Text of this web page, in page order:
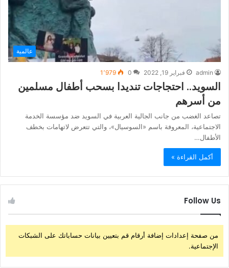
عالمية
admin فبراير 19, 2022 0 1٬979
السويد.. احتجاجات تنديدا بسحب أطفال مسلمين
من أسرهم
تصاعد الغضب من جانب الجالية العربية في السويد ضد مؤسسة الخدمة
الاجتماعية، المعروفة باسم «السوسيال»، والتي تتعرض لاتهامات بخطف
الأطفال…
أكمل القراءة »
Follow Us
من صفحة إعدادات إضافة أرقام قم بتعيين بيانات حساباتك على الشبكات
الإجتماعية.